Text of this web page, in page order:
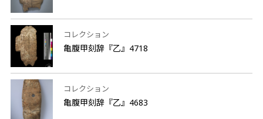
コレクション
亀腹甲刻辞『乙』4718
コレクション
亀腹甲刻辞『乙』4683